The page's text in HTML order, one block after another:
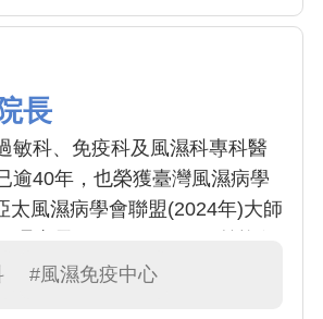
長
敏科、免疫科及風濕科專科醫
逾40年，也榮獲臺灣風濕病學
太風濕病學會聯盟(2024年)大師
疫中心主任及副院長。研究領
#風濕免疫中心